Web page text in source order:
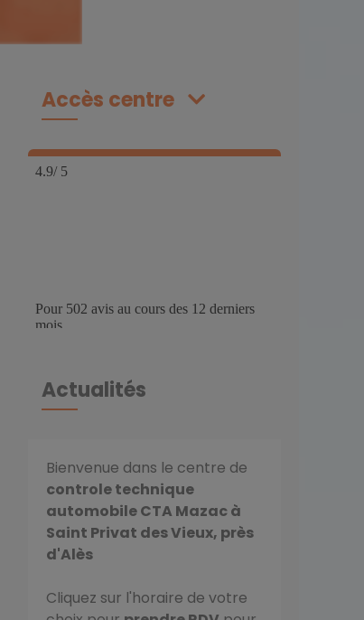
Accès centre
Actualités
Bienvenue dans le centre de
controle technique
automobile CTA Mazac à
Saint Privat des Vieux, près
d'Alès
Cliquez sur l'horaire de votre